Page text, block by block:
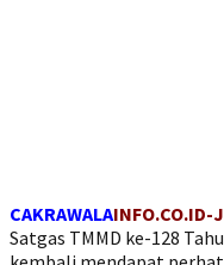
CAKRAWALAINFO.CO.ID-
Satgas TMMD ke-128